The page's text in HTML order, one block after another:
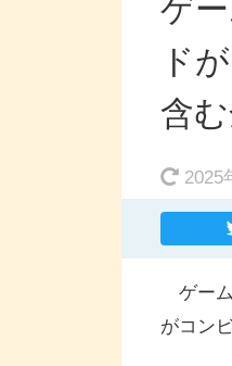
ゲ
ド
含
2025
ゲーム
がコン